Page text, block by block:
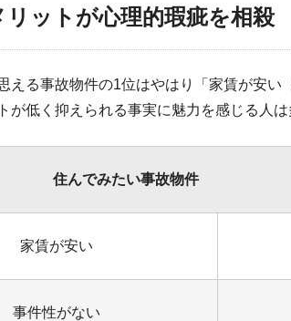
ットが心理的瑕疵を相殺
える事故物件の1位はやはり「家賃が安い
が低く抑えられる事実に魅力を感じる人は
住んでみたい事故物件
家賃が安い
事件性がない